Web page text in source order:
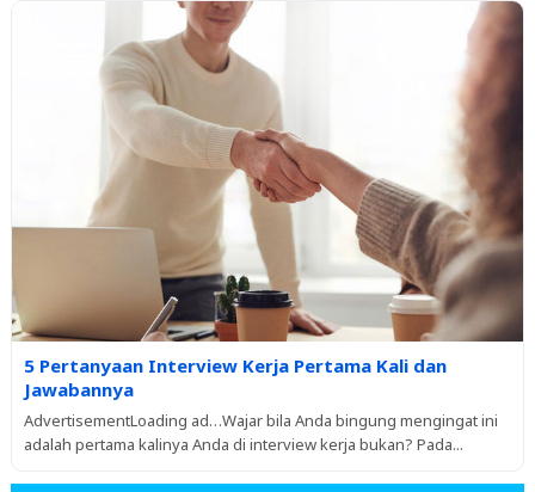
5 Pertanyaan Interview Kerja Pertama Kali dan
Jawabannya
AdvertisementLoading ad…Wajar bila Anda bingung mengingat ini
adalah pertama kalinya Anda di interview kerja bukan? Pada...